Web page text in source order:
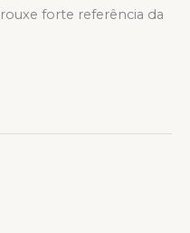
forte referência da